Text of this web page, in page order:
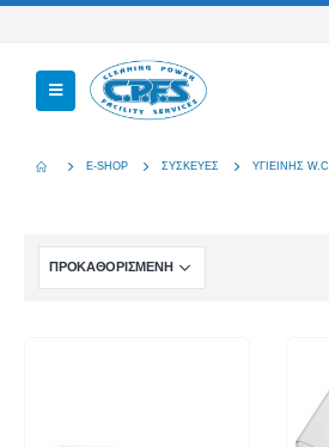
E-SHOP ΣΥΣΚΕΥΈΣ ΥΓΙΕΙΝΉΣ W.C.